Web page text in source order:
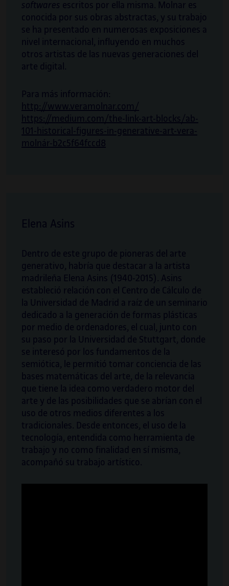
softwares escritos por ella misma. Molnar es
conocida por sus obras abstractas, y su trabajo
se ha presentado en numerosas exposiciones a
nivel internacional, influyendo en muchos
otros artistas de las nuevas generaciones del
arte digital.
Para más información:
http://www.veramolnar.com/
https://medium.com/the-link-art-blocks/ab-
101-historical-figures-in-generative-art-vera-
molnár-b2c5f64fccd8
Elena Asins
Dentro de este grupo de pioneras del arte
generativo, habría que destacar a la artista
madrileña Elena Asins (1940-2015). Asins
estableció relación con el Centro de Cálculo de
la Universidad de Madrid a raíz de un seminario
dedicado a la generación de formas plásticas
por medio de ordenadores, el cual, junto con
su paso por la Universidad de Stuttgart, donde
se interesó por los fundamentos de la
semiótica, le permitió tomar conciencia de las
bases matemáticas del arte, de la relevancia
que tiene la idea como verdadero motor del
arte y de las posibilidades que se abrían con el
uso de otros medios diferentes a los
tradicionales. Desde entonces, el uso de la
tecnología, entendida como herramienta de
trabajo y no como finalidad en sí misma,
acompañó su trabajo artístico.
Comisaria, investigadora y productora
cultural especializada en arte, ciencia y
tecnología. Arraigada a la ciencia y la
ingeniería, pero vitalmente cercana a la praxis
creativa y a la investigación en cultura, Irma
Vilà se integra en proyectos internacionales e
comisariado, y también orquesta dichos
proyectos, los cuales son ejemplos
paradigmáticos de este entrelazamiento
entre arte y ciencia.
artístico de ISEA2022 Barcelona, International
de NEO, el programa de arte, ciencia,
tecnología y sociedad de Cosmocaixa, y
comisaria del programa de arte y ciencia de la
primera y la segunda ediciones de la Bienal
Ciudad y Ciencia de Barcelona (2019 y 2021),
impulsada por el ICUB.